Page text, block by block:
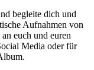
begleite dich und
Aufnahmen von
euch und euren
Media oder für